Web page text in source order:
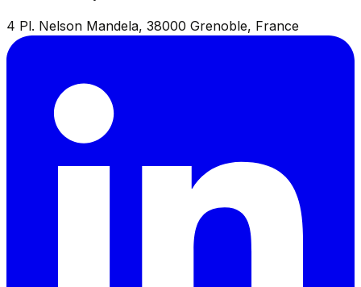
4 Pl. Nelson Mandela, 38000 Grenoble, France